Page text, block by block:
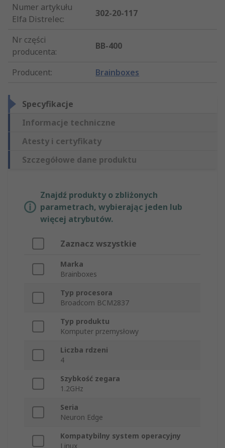
Numer artykułu
Elfa Distrelec:
302-20-117
Nr części
producenta:
BB-400
Producent: Brainboxes
Specyfikacje
Informacje techniczne
Atesty i certyfikaty
Szczegółowe dane produktu
Znajdź produkty o zbliżonych
parametrach, wybierając jeden lub
więcej atrybutów.
Zaznacz wszystkie
Marka
Brainboxes
Typ procesora
Broadcom BCM2837
Typ produktu
Komputer przemysłowy
Liczba rdzeni
4
Szybkość zegara
1.2GHz
Seria
Neuron Edge
Kompatybilny system operacyjny
Linux